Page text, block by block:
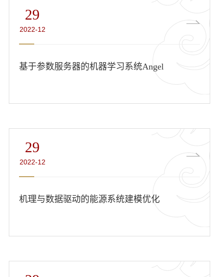
29
2022-12
基于参数服务器的机器学习系统Angel
29
2022-12
机理与数据驱动的能源系统建模优化